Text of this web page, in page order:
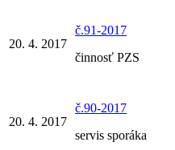
20. 4. 2017
č.91-2017
činnosť PZS
20. 4. 2017
č.90-2017
servis sporáka